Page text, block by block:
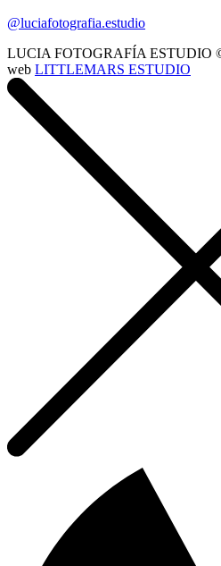
@luciafotografia.estudio
LUCIA FOTOGRAFÍA ESTUDIO
web LITTLEMARS ESTUDIO